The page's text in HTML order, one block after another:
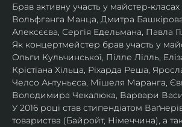
Брав активну участь у майстер-
Вольфганга Манца, Дмитра
Алексєєва, Сергія Едельмана, Павла
Як концертмейстер брав участь у
Ольги Кульчинської, Пілле Лілль,
Крістіана Хільца, Ріхарда Реша,
Челсо Антуньєса, Мішеля Маранга,
Володимира Чекалюка, Варвари
У 2016 році став стипендіатом
товариства (Байройт, Німеччина), а